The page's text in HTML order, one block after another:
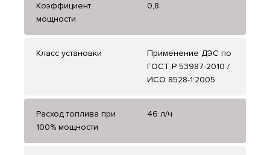
Коэффициент
мощности
0,8
Класс установки
Применение ДЭС по
ГОСТ Р 53987-2010 /
ИСО 8528-1:2005
Расход топлива при
100% мощности
46 л/ч